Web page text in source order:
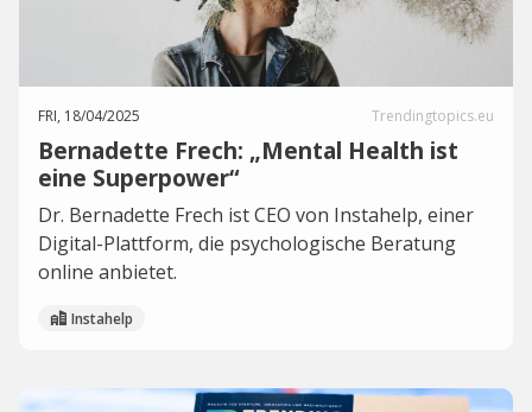
FRI, 18/04/2025 Trendingtopics.eu
Bernadette Frech: „Mental Health ist
eine Superpower“
Dr. Bernadette Frech ist CEO von Instahelp, einer
Digital-Plattform, die psychologische Beratung
online anbietet.
Instahelp